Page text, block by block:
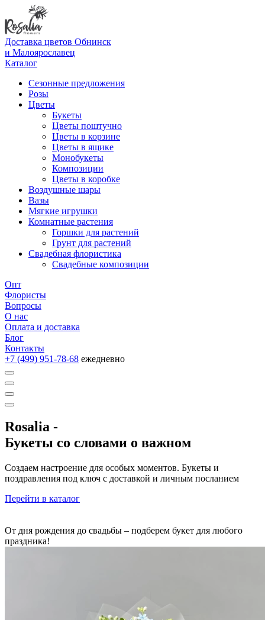
Доставка цветов Обнинск
и Малоярославец
Каталог
Сезонные предложения
Розы
Цветы
Букеты
Цветы поштучно
Цветы в корзине
Цветы в ящике
Монобукеты
Композиции
Цветы в коробке
Воздушные шары
Вазы
Мягкие игрушки
Комнатные растения
Горшки для растений
Грунт для растений
Свадебная флористика
Свадебные композиции
Опт
Флористы
Вопросы
О нас
Оплата и доставка
Блог
Контакты
+7 (499) 951-78-68 ежедневно
Rosalia -
Букеты со словами о важном
Создаем настроение для особых моментов. Букеты и
поздравления под ключ с доставкой и личным посланием
Перейти в каталог
От дня рождения до свадьбы – подберем букет для любого
праздника!